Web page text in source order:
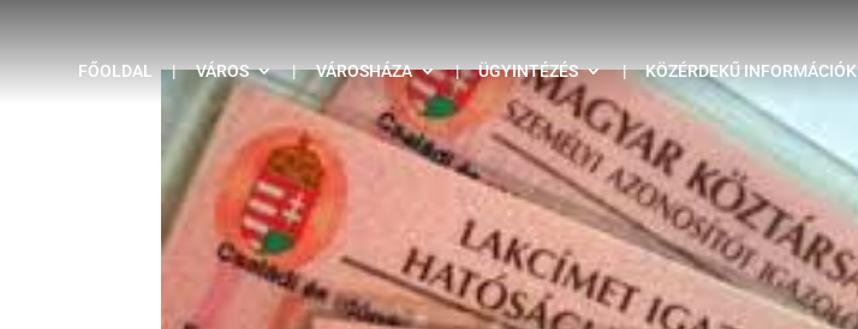
FŐOLDAL | VÁROS | VÁROSHÁZA | ÜGYINTÉZÉS | KÖZÉRDEKŰ INFORMÁCIÓK